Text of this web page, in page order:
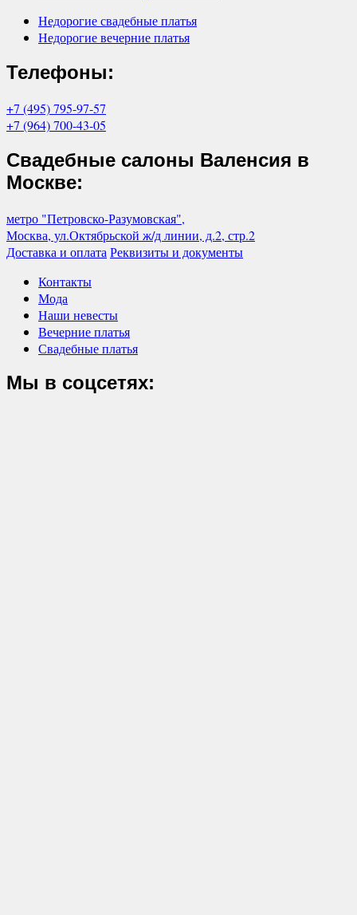
Недорогие свадебные платья
Недорогие вечерние платья
Телефоны:
+7 (495) 795-97-57
+7 (964) 700-43-05
Свадебные салоны Валенсия в
Москве:
метро "Петровско-Разумовская",
Москва, ул.Октябрьской ж/д линии, д.2, стр.2
Доставка и оплата Реквизиты и документы
Контакты
Мода
Наши невесты
Вечерние платья
Свадебные платья
Мы в соцсетях: